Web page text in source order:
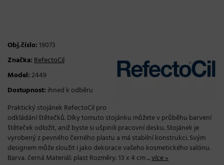
Obj.číslo:19073
Značka:RefectoCil
Model:2449
Dostupnost: ihned k odběru
Praktický stojánek RefectoCil pro
odkládání štětečků. Díky tomuto stojánku můžete v průběhu barvení
štěteček odložit, aniž byste si ušpinili pracovní desku. Stojánek je
vyrobený z pevného černého plastu a má stabilní konstrukci. Svým
designem může sloužit i jako dekorace vašeho kosmetického salónu.
Barva: černá Materiál: plast Rozměry: 13 x 4 cm ...více »